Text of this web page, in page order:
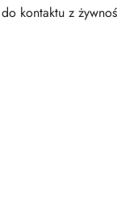
kontaktu z